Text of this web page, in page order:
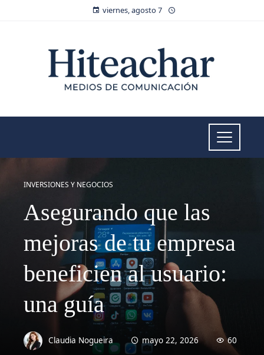
viernes, agosto 7
INVERSIONES Y NEGOCIOS
Asegurando que las
mejoras de tu empresa
beneficien al usuario:
una guía
Claudia Nogueira mayo 22, 2026 60